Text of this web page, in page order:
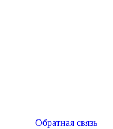
Обратная связь